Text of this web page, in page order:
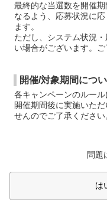
最終的な当選数を開催
なるよう、応募状況に
ます。
ただし、システム状況
い場合がございます。ご
開催/対象期間につ
各キャンペーンのルール
開催期間後に実施いた
せんのでご了承ください
問題
は